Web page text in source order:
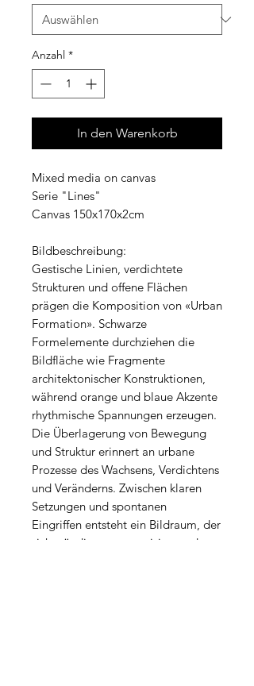
Anzahl *
In den Warenkorb
Mixed media on canvas
Serie "Lines"
Canvas 150x170x2cm
Bildbeschreibung:
Gestische Linien, verdichtete
Strukturen und offene Flächen
prägen die Komposition von «Urban
Formation». Schwarze
Formelemente durchziehen die
Bildfläche wie Fragmente
architektonischer Konstruktionen,
während orange und blaue Akzente
rhythmische Spannungen erzeugen.
Die Überlagerung von Bewegung
und Struktur erinnert an urbane
Prozesse des Wachsens, Verdichtens
und Veränderns. Zwischen klaren
Setzungen und spontanen
Eingriffen entsteht ein Bildraum, der
sich ständig neu organisiert und